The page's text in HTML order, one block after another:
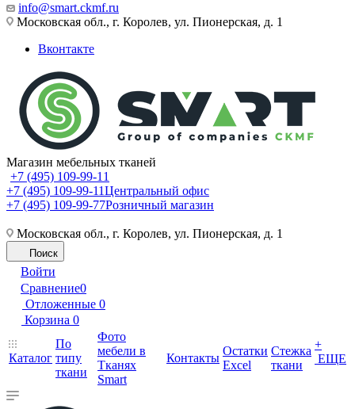
info@smart.ckmf.ru
Московская обл., г. Королев, ул. Пионерская, д. 1
Вконтакте
Магазин мебельных тканей
+7 (495) 109-99-11
+7 (495) 109-99-11Центральный офис
+7 (495) 109-99-77Розничный магазин
Московская обл., г. Королев, ул. Пионерская, д. 1
Поиск
Войти
Сравнение0
Отложенные 0
Корзина 0
Каталог
По
типу
ткани
Фото
мебели в
Тканях
Smart
Контакты
Остатки
Excel
Стежка
ткани
+
ЕЩЕ